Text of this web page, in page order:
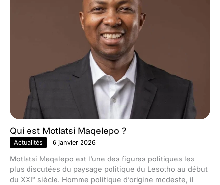
Qui est Motlatsi Maqelepo ?
Actualités 6 janvier 2026
Motlatsi Maqelepo est l’une des figures politiques les
plus discutées du paysage politique du Lesotho au début
du XXIᵉ siècle. Homme politique d’origine modeste, il